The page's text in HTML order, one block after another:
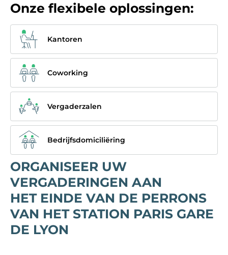
Onze flexibele oplossingen:
Kantoren
Coworking
Vergaderzalen
Bedrijfsdomiciliëring
ORGANISEER UW
VERGADERINGEN AAN
HET EINDE VAN DE PERRONS
VAN HET STATION PARIS GARE
DE LYON